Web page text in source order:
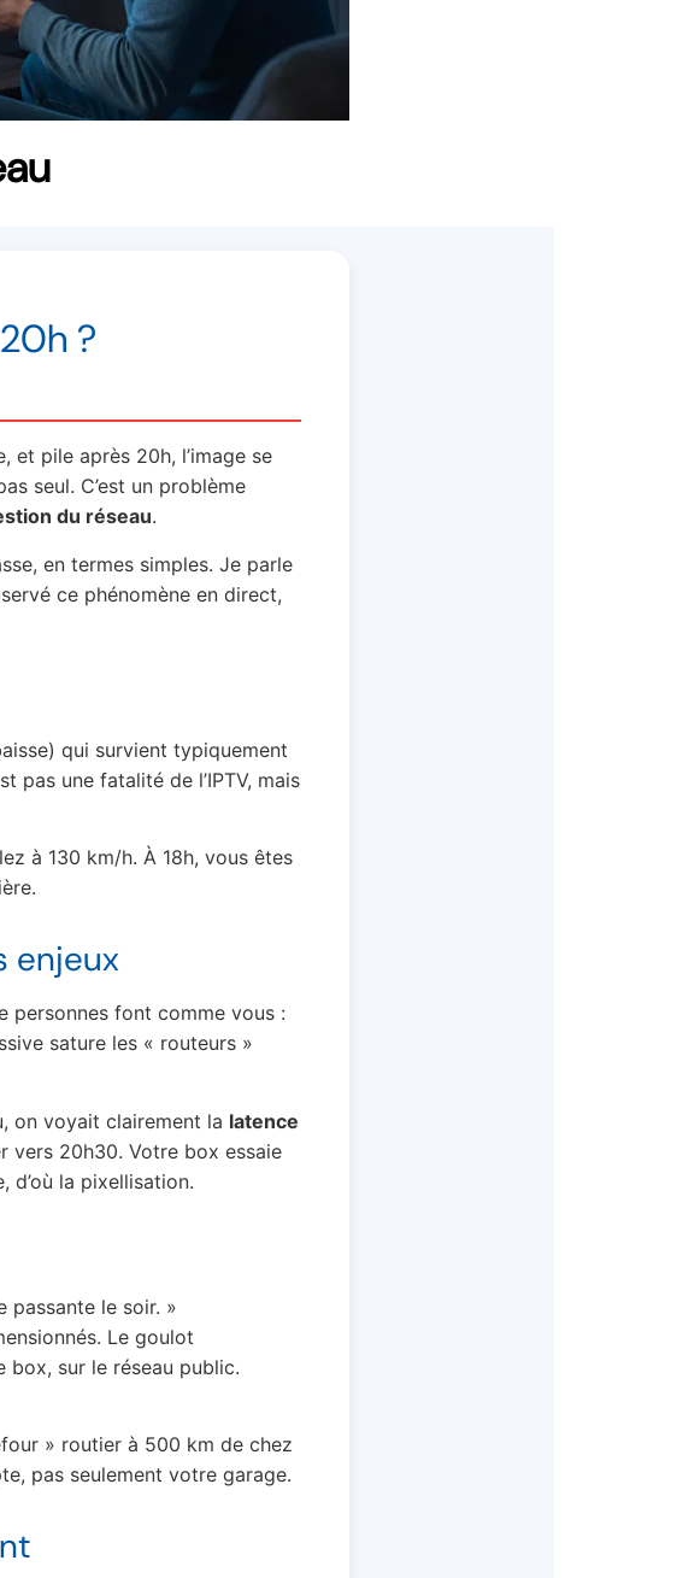
?
pile après 20h, l’image se
seul. C’est un problème
du réseau.
en termes simples. Je parle
ce phénomène en direct,
qui survient typiquement
pas une fatalité de l’IPTV, mais
à 130 km/h. À 18h, vous êtes
enjeux
personnes font comme vous :
sature les « routeurs »
on voyait clairement la latence
vers 20h30. Votre box essaie
d’où la pixellisation.
passante le soir. »
Le goulot
box, sur le réseau public.
» routier à 500 km de chez
pas seulement votre garage.